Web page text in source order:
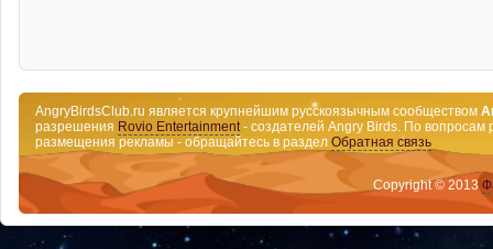
AngryBirdsClub.ru является крупнейшим русскоязычным сообществом
разрешения Rovio Entertainment- создателей Angry Birds. По вопросам
размещения рекламы - обращайтесь в раздел Обратная связь
Copyright © 2013